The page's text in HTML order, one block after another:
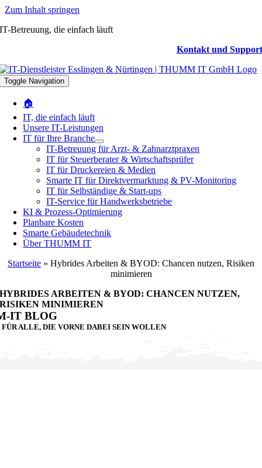
Zum Inhalt springen
IT-Betreuung, die einfach läuft
Kontakt und Support
Toggle Navigation
🏠
IT, die einfach läuft
Unsere IT-Leistungen
IT für Ihre Branche
IT-Betreuung für Arzt- & Zahnarztpraxen
IT für Steuerberater & Wirtschaftsprüfer
IT für Druckereien & Medien
Smarte IT für Direktvermarktung & PV-Monitoring
IT für Selbständige & Start-ups
IT-Service für Handwerksbetriebe
KI & Prozess-Optimierung
Planbare Kosten
Smarte Gebäudetechnik
Über THUMM IT
Startseite » Hybrides Arbeiten & BYOD: Chancen nutzen, Risiken
minimieren
HYBRIDES ARBEITEN & BYOD: CHANCEN NUTZEN,
RISIKEN MINIMIEREN
IT BLOG
FÜR ALLE, DIE VORNE DABEI SEIN WOLLEN